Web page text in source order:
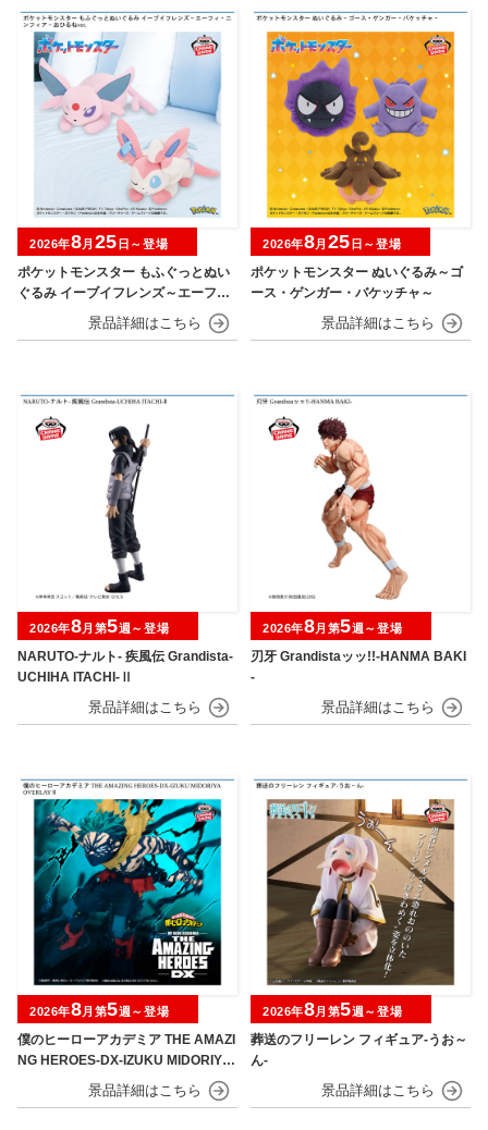
ポケットモンスター もふぐっとぬい
ぐるみ イーブイフレンズ～エーフ
ィ・ニンフィア～おひるねver.
2026年8月 25 日～登場
ポケットモンスター ぬいぐるみ～ゴ
ース・ゲンガー・バケッチャ～
2026年8月 25 日～登場
NARUTO-ナルト- 疾風伝 Grandista-
UCHIHA ITACHI-Ⅱ
2026年8月第5週～登場
刃牙 Grandistaッッ!!-HANMA BAKI
-
2026年8月第5週～登場
僕のヒーローアカデミア THE AMAZI
NG HEROES-DX-IZUKU MIDORIYA
OVERLAY Ⅱ
2026年8月第5週～登場
葬送のフリーレン フィギュア-うお～
ん-
2026年8月第5週～登場